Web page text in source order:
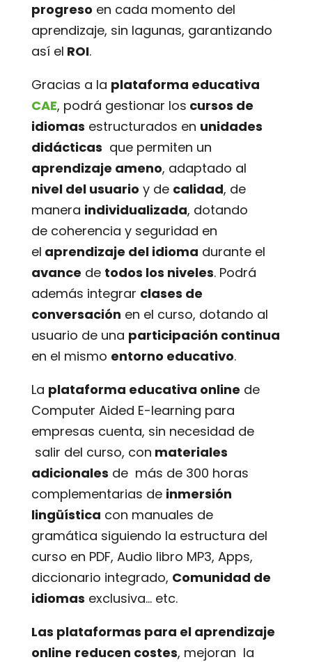
progreso en cada momento del
aprendizaje, sin lagunas, garantizando
así el ROI.
Gracias a la plataforma educativa
CAE, podrá gestionar los cursos de
idiomas estructurados en unidades
didácticas que permiten un
aprendizaje ameno, adaptado al
nivel del usuario y de calidad, de
manera individualizada, dotando
de coherencia y seguridad en
el aprendizaje del idioma durante el
avance de todos los niveles. Podrá
además integrar clases de
conversación en el curso, dotando al
usuario de una participación continua
en el mismo entorno educativo.
La plataforma educativa online de
Computer Aided E-learning para
empresas cuenta, sin necesidad de
salir del curso, con materiales
adicionales de más de 300 horas
complementarias de inmersión
lingüística con manuales de
gramática siguiendo la estructura del
curso en PDF, Audio libro MP3, Apps,
diccionario integrado, Comunidad de
idiomas exclusiva… etc.
Las plataformas para elaprendizaje
online reducen costes, mejoran la